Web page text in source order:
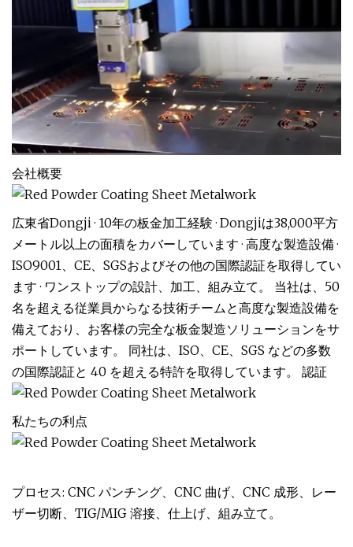
会社概要
広東省Dongji · 10年の板金加工経験 · Dongjiは38,000平方
メートル以上の面積をカバーしています · 高度な製造設備 ·
ISO9001、CE、SGSおよびその他の国際認証を取得してい
ます · ワンストップの設計、加工、組み立て。 当社は、50
名を超える従業員からなる技術チームと高度な製造設備を
備えており、お客様の完全な板金製造ソリューションをサ
ポートしています。 同社は、ISO、CE、SGS などの多数
の国際認証と 40 を超える特許を取得しています。 認証
私たちの利点
プロセス: CNC パンチング、CNC 曲げ、CNC 成形、レー
ザー切断、TIG/MIG 溶接、仕上げ、組み立て。